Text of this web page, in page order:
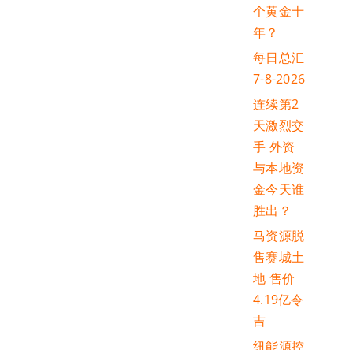
个黄金十
年？
每日总汇
7-8-2026
连续第2
天激烈交
手 外资
与本地资
金今天谁
胜出？
马资源脱
售赛城土
地 售价
4.19亿令
吉
纽能源控